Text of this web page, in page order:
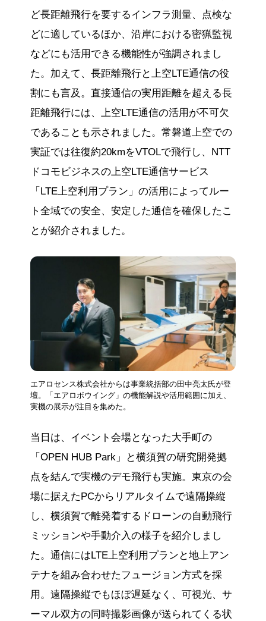
ど長距離飛行を要するインフラ測量、点検な
どに適しているほか、沿岸における密猟監視
などにも活用できる機能性が強調されまし
た。加えて、長距離飛行と上空LTE通信の役
割にも言及。直接通信の実用距離を超える長
距離飛行には、上空LTE通信の活用が不可欠
であることも示されました。常磐道上空での
実証では往復約20kmをVTOLで飛行し、NTT
ドコモビジネスの上空LTE通信サービス
「LTE上空利用プラン」の活用によってルー
ト全域での安全、安定した通信を確保したこ
とが紹介されました。
エアロセンス株式会社からは事業統括部の田中亮太氏が登
壇。「エアロボウイング」の機能解説や活用範囲に加え、
実機の展示が注目を集めた。
当日は、イベント会場となった大手町の
「OPEN HUB Park」と横須賀の研究開発拠
点を結んで実機のデモ飛行も実施。東京の会
場に据えたPCからリアルタイムで遠隔操縦
し、横須賀で離発着するドローンの自動飛行
ミッションや手動介入の様子を紹介しまし
た。通信にはLTE上空利用プランと地上アン
テナを組み合わせたフュージョン方式を採
用。遠隔操縦でもほぼ遅延なく、可視光、サ
ーマル双方の同時撮影画像が送られてくる状